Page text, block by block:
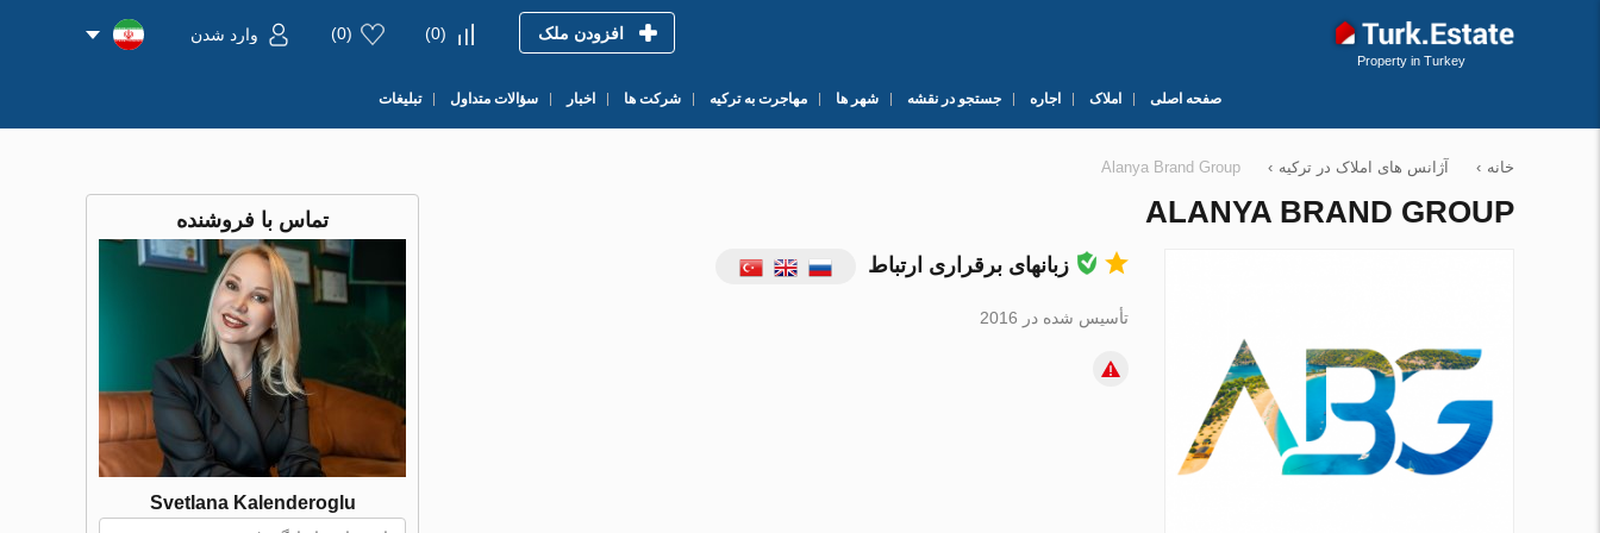
Property in Turkey
افزودن ملک (
0
)
(
0
) وارد شدن
صفحه اصلی املاک اجاره جستجو در نقشه شهر ها مهاجرت به ترکیه شرکت ها اخبار سؤالات متداول تبلیغات
خانه › آژانس های املاک در ترکیه ›
Alanya Brand Group
ALANYA BRAND GROUP
زبانهای برقراری ارتباط
تأسیس شده در 2016
تماس با فروشنده
Svetlana Kalenderoglu